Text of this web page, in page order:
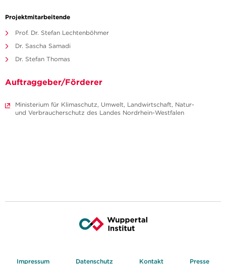
Projektmitarbeitende
Prof. Dr. Stefan Lechtenböhmer
Dr. Sascha Samadi
Dr. Stefan Thomas
Auftraggeber/Förderer
Ministerium für Klimaschutz, Umwelt, Landwirtschaft, Natur-
und Verbraucherschutz des Landes Nordrhein-Westfalen
Impressum Datenschutz Kontakt Presse